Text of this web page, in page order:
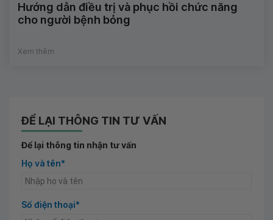
Hướng dẫn điều trị và phục hồi chức năng
cho người bệnh bỏng
Xem thêm
ĐỂ LẠI THÔNG TIN TƯ VẤN
Để lại thông tin nhận tư vấn
Họ và tên*
Số điện thoại*